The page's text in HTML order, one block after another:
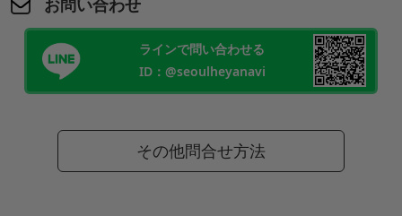
ラインで問い合わせる
ID：@seoulheyanavi
その他問合せ方法